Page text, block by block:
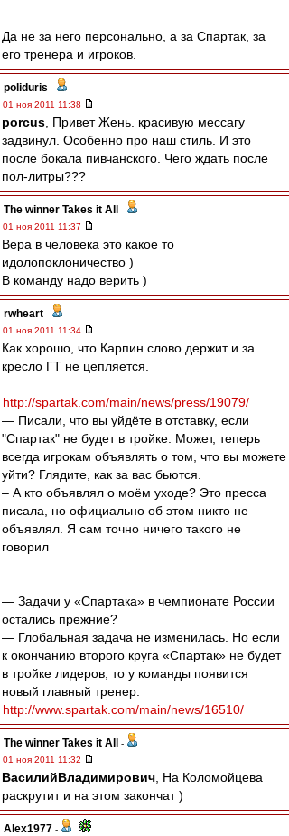
Да не за него персонально, а за Спартак, за
его тренера и игроков.
poliduris -
01 ноя 2011 11:38
porcus , Привет Жень. красивую мессагу
задвинул. Особенно про наш стиль. И это
после бокала пивчанского. Чего ждать после
пол-литры???
The winner Takes it All
-
01 ноя 2011 11:37
Вера в человека это какое то
идолопоклоничество )
В команду надо верить )
rwheart -
01 ноя 2011 11:34
Как хорошо, что Карпин слово держит и за
кресло ГТ не цепляется.
http://spartak.com/main/news/press/19079/
— Писали, что вы уйдёте в отставку, если
"Спартак" не будет в тройке. Может, теперь
всегда игрокам объявлять о том, что вы можете
уйти? Глядите, как за вас бьются.
– А кто объявлял о моём уходе? Это пресса
писала, но официально об этом никто не
объявлял. Я сам точно ничего такого не
говорил
— Задачи у «Спартака» в чемпионате России
остались прежние?
— Глобальная задача не изменилась. Но если
к окончанию второго круга «Спартак» не будет
в тройке лидеров, то у команды появится
новый главный тренер.
http://www.spartak.com/main/news/16510/
The winner Takes it All
-
01 ноя 2011 11:32
ВасилийВладимирович , На Коломойцева
раскрутит и на этом закончат )
Alex1977 -